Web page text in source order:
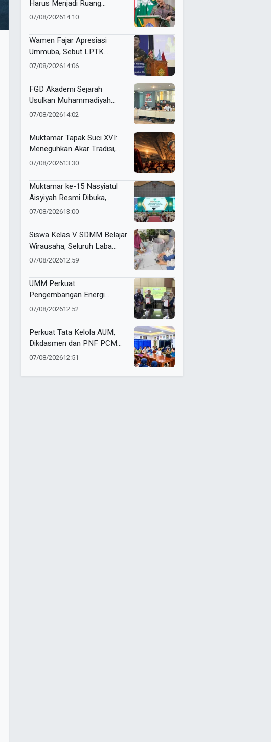
Harus Menjadi Ruang
Musyawarah, Bukan
07/08/202614:10
Wamen Fajar Apresiasi
Ummuba, Sebut LPTK
Penopang Kemajuan
07/08/202614:06
FGD Akademi Sejarah
Usulkan Muhammadiyah
Corner di PTMA
07/08/202614:02
Muktamar Tapak Suci XVI:
Meneguhkan Akar Tradisi,
Menjemput Masa Depan
07/08/202613:30
Muktamar ke-15 Nasyiatul
Aisyiyah Resmi Dibuka,
Teguhkan Komitmen
Berkemajuan
07/08/202613:00
Siswa Kelas V SDMM Belajar
Wirausaha, Seluruh Laba
Entrepreneur for Charity
07/08/202612:59
UMM Perkuat
Pengembangan Energi
Terbarukan Lewat Varietas
07/08/202612:52
Perkuat Tata Kelola AUM,
Dikdasmen dan PNF PCM
Tulangan Tandatangani
07/08/202612:51